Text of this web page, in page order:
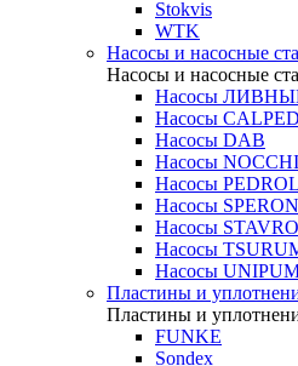
Stokvis
WTK
Насосы и насосные
Насосы и насосные
Насосы
Насосы
Насосы DAB
Насосы NOCCHI
Насосы
Насосы
Насосы
Насосы
Насосы
Пластины и
Пластины и
FUNKE
Sondex